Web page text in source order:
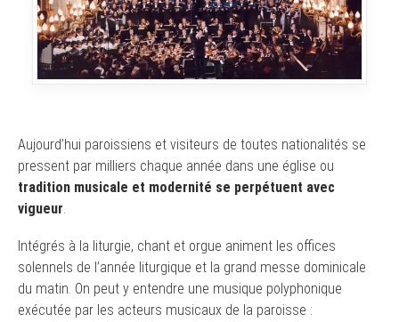
Aujourd’hui paroissiens et visiteurs de toutes nationalités se
pressent par milliers chaque année dans une église ou
tradition musicale et modernité se perpétuent avec
vigueur.
Intégrés à la liturgie, chant et orgue animent les offices
solennels de l’année liturgique et la grand messe dominicale
du matin. On peut y entendre une musique polyphonique
exécutée par les acteurs musicaux de la paroisse :